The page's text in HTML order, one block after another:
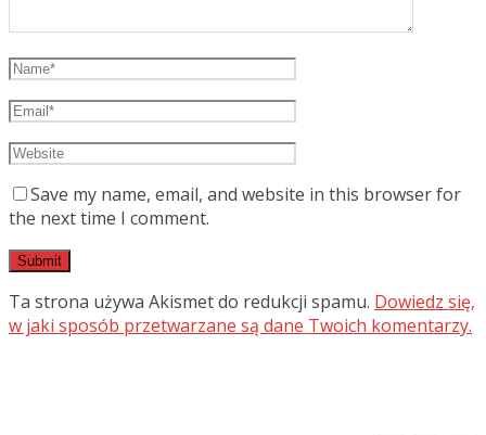
Save my name, email, and website in this browser for
the next time I comment.
Ta strona używa Akismet do redukcji spamu. Dowiedz się,
w jaki sposób przetwarzane są dane Twoich komentarzy.